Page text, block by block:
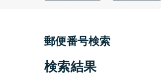
郵便番号検索
検索結果